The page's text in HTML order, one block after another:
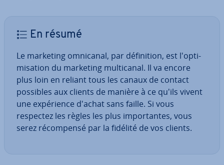
En résumé
Le marketing omnicanal, par dé­fi­ni­tion, est l'op­ti­
mi­sa­tion du marketing mul­ti­ca­nal. Il va encore
plus loin en reliant tous les canaux de contact
possibles aux clients de manière à ce qu'ils vivent
une ex­pé­rience d'achat sans faille. Si vous
respectez les règles les plus im­por­tantes, vous
serez ré­com­pensé par la fidélité de vos clients.